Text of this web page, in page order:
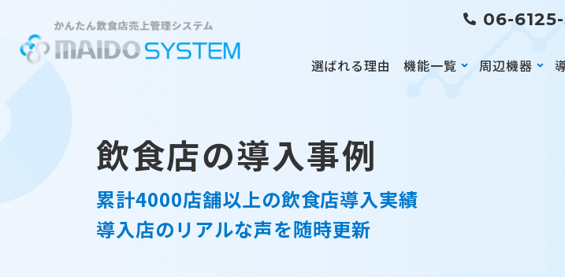
06-
選ばれる理由 機能一覧 周辺機器
飲食店の導入事例
累計4000店舗以上の飲食店導入実績
導入店のリアルな声を随時更新